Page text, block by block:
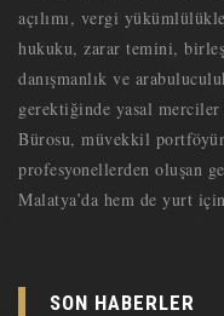
açılımı, vergi
hukuku, zarar temini,
danışmanlık ve
gerektiğinde yasal
Bürosu, müvekkil
profesyonellerden oluşan
Malatya’da hem de yurt
SON HABERLER